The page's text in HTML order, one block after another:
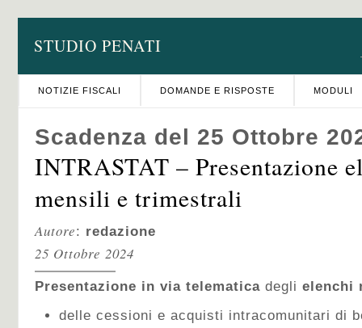
STUDIO PENATI
NOTIZIE FISCALI DOMANDE E RISPOSTE MODULI
Scadenza del 25 Ottobre
INTRASTAT – Presentazione
mensili e trimestrali
Autore: redazione
25 Ottobre 2024
Presentazione in via telematica degli elenchi
delle cessioni e acquisti intracomunitari di